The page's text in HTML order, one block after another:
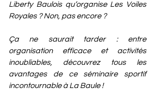
Liberty Baulois qu’organise Les Voiles
Royales ? Non, pas encore ?
Ça ne saurait tarder : entre
organisation efficace et activités
inoubliables, découvrez tous les
avantages de ce séminaire sportif
incontournable à La Baule !